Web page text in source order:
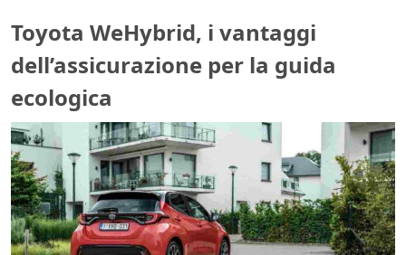
Toyota WeHybrid, i vantaggi
dell’assicurazione per la guida
ecologica